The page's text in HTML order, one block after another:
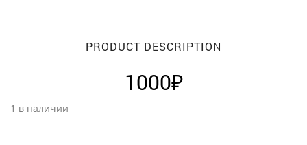
PRODUCT DESCRIPTION
1000₽
1 в наличии